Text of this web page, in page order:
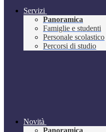
Servizi
Panoramica
Famiglie e studenti
Personale scolastico
Percorsi di studio
Novità